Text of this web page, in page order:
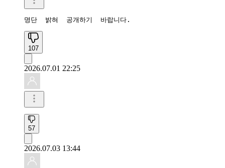
명단  밝혀  공개하기  바랍니다.
107
2026.07.01 22:25
57
2026.07.03 13:44